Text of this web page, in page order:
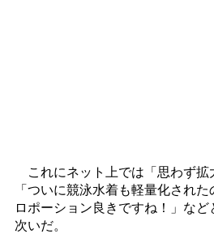
これにネット上では「思わず拡
「ついに競泳水着も軽量化され
ロポーション良きですね！」な
次いだ。